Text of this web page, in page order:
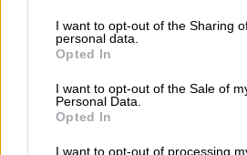
not limited to your visit or usage
grant or deny consent to Google and
use your data for below specified
consent section.
I want to opt-out of the Sharing
personal data.
Opted In
I want to opt-out of the Sale of
Personal Data.
Opted In
I want to opt-out of processing
Η εικόνα στο πύρινο
Η φωτιά εκδηλώθηκε γύρω